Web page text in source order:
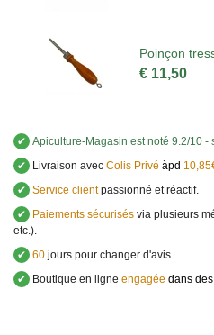
Poinçon
€ 11,50
✔ Apiculture-Magasin est noté 9.2/10 -
✔
Livraison avec Colis Privé àpd
✔ Service clientpassionné et réactif.
✔
Paiements sécurisés via plusieurs
etc.).
✔ 60 jours pour changer d'avis.
✔
Boutique en ligne engagée dans